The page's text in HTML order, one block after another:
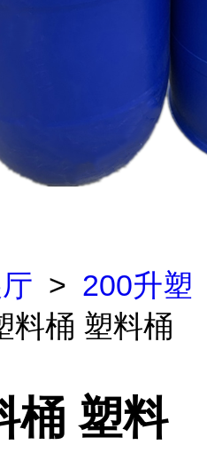
> 200升塑
料桶 塑料桶
桶 塑料